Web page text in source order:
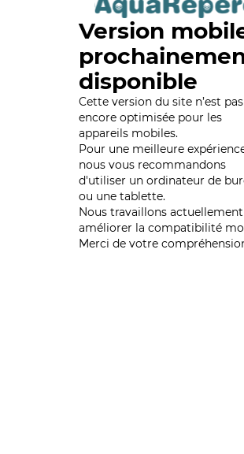
Version
disponible
Cette version du site n’est pas
encore optimisée pour les
appareils mobiles.
Pour une meilleure
nous vous recommandons
d'utiliser un ordinateur de
ou une tablette.
Nous travaillons actuellement
améliorer la compatibilité
Merci de votre